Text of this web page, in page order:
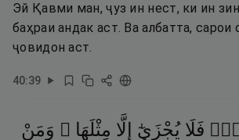
Эй Қавми ман, ҷуз ин нест, ки ин
баҳраи андак аст. Ва албатта, сарои
ҷовидон аст.
40:39
فَلَا يُجْزَىٰٓ إِلَّا مِثْلَهَا ۖ وَمَنْ